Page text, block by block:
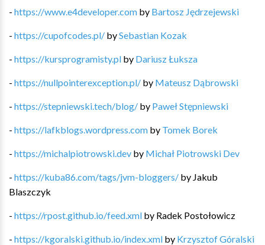
- https://www.e4developer.com by Bartosz Jędrzejewski
- https://cupofcodes.pl/ bySebastian Kozak
- https://kursprogramisty.pl by Dariusz Łuksza
- https://nullpointerexception.pl/ by Mateusz Dąbrowski
- https://stepniewski.tech/blog/ by Paweł Stępniewski
- https://lafkblogs.wordpress.com by Tomek Borek
- https://michalpiotrowski.dev by Michał Piotrowski Dev
- https://kuba86.com/tags/jvm-bloggers/ by Jakub
Blaszczyk
- https://rpost.github.io/feed.xml by Radek Postołowicz
- https://kgoralski.github.io/index.xml by Krzysztof Góralski